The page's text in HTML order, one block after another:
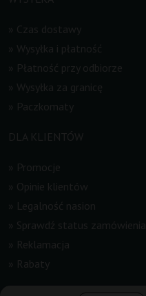
Czas dostawy
Wysyłka i płatność
Płatność przy odbiorze
Wysyłka za granicę
Paczkomaty
DLA KLIENTÓW
Promocje
Opinie klientów
Legalność nasion
Sprawdź status zamówienia
Reklamacja
Rabaty